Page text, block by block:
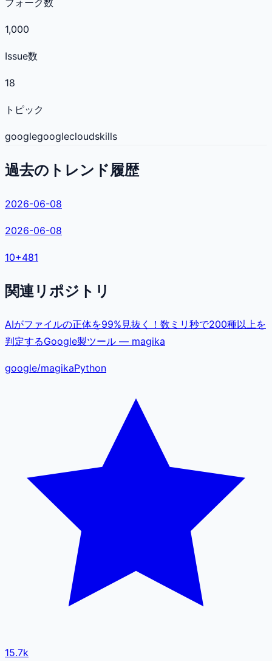
1,000
Issue数
18
トピック
googlegooglecloudskills
過去のトレンド履歴
2026-06-08
2026-06-08
10+481
関連リポジトリ
AIがファイルの正体を99%見抜く！数ミリ秒で200種以上を
判定するGoogle製ツール — magika
google/magikaPython
15.7k